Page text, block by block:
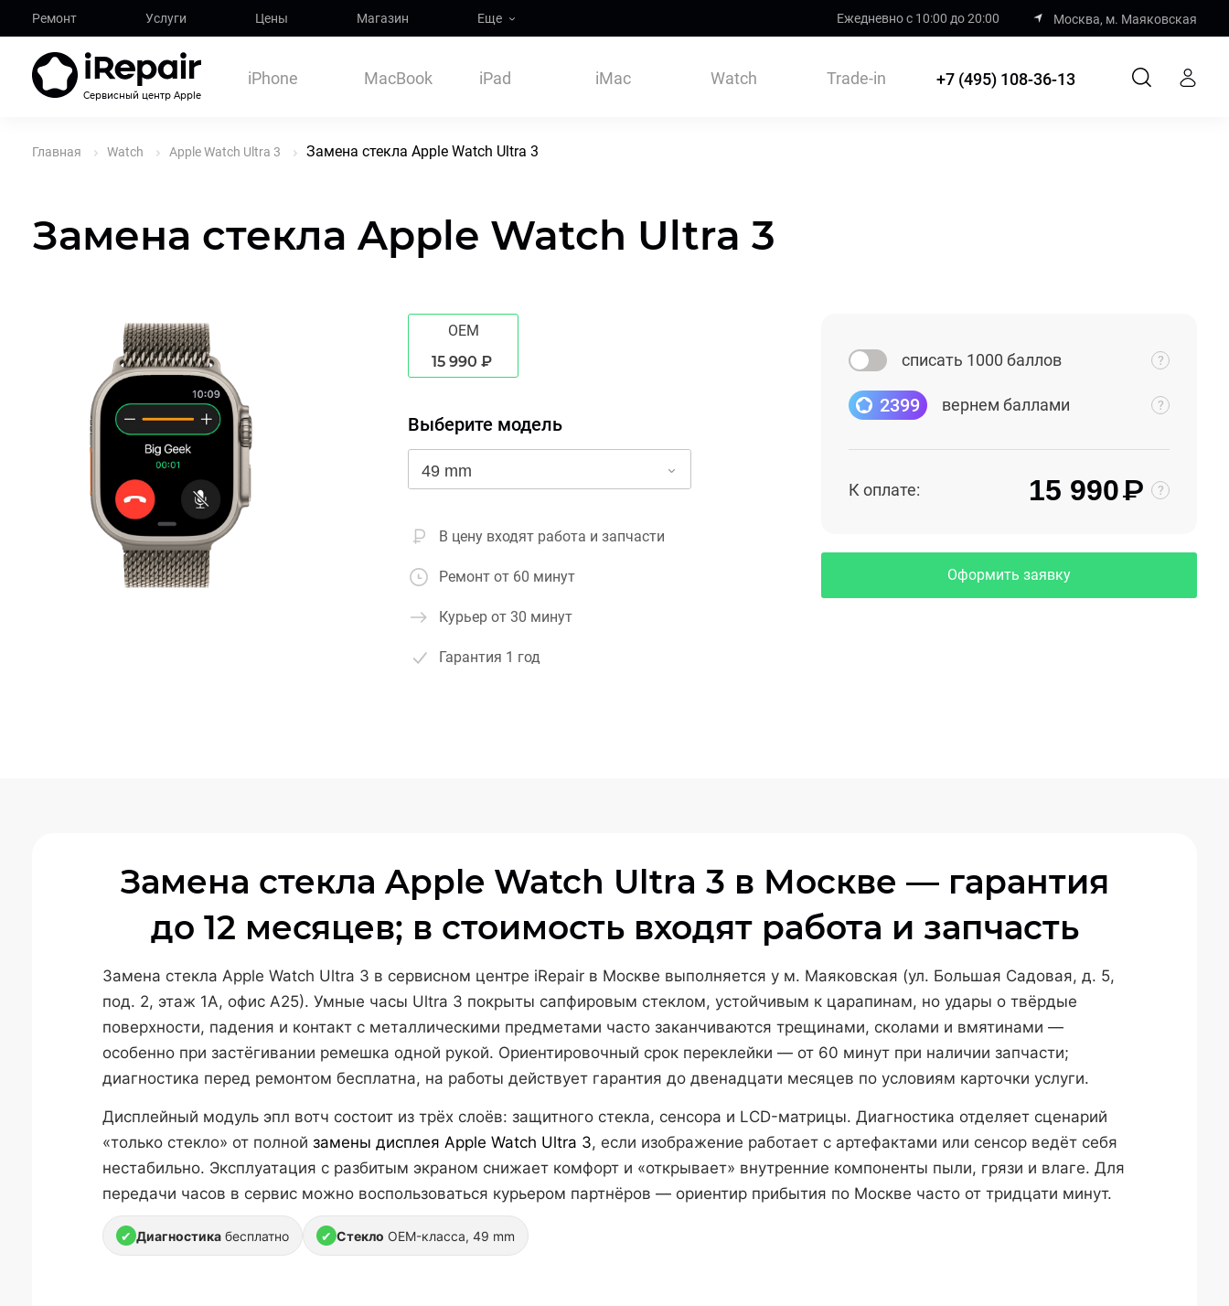
Ремонт Услуги Цены Магазин Еще Ежедневно с 10:00 до 20:00 Москва, м. Маяковская
Сервисный центр Apple
iPhone MacBook iPad iMac Watch Trade-in +7 (495) 108-36-13
Главная Watch Apple Watch Ultra 3 Замена стекла Apple Watch Ultra 3
Замена стекла Apple Watch Ultra 3
OEM
15 990 ₽
Выберите модель
В цену входят работа и запчасти
Ремонт от 60 минут
Курьер от 30 минут
Гарантия 1 год
списать 1000 баллов
2399 вернем баллами
К оплате: 15 990₽
Оформить заявку
Замена стекла Apple Watch Ultra 3 в Москве — гарантия
до 12 месяцев; в стоимость входят работа и запчасть
Замена стекла Apple Watch Ultra 3 в сервисном центре iRepair в Москве выполняется у м. Маяковская (ул. Большая Садовая, д. 5,
под. 2, этаж 1А, офис А25). Умные часы Ultra 3 покрыты сапфировым стеклом, устойчивым к царапинам, но удары о твёрдые
поверхности, падения и контакт с металлическими предметами часто заканчиваются трещинами, сколами и вмятинами —
особенно при застёгивании ремешка одной рукой. Ориентировочный срок переклейки — от 60 минут при наличии запчасти;
диагностика перед ремонтом бесплатна, на работы действует гарантия до двенадцати месяцев по условиям карточки услуги.
Дисплейный модуль эпл вотч состоит из трёх слоёв: защитного стекла, сенсора и LCD-матрицы. Диагностика отделяет сценарий
«только стекло» от полной замены дисплея Apple Watch Ultra 3, если изображение работает с артефактами или сенсор ведёт себя
нестабильно. Эксплуатация с разбитым экраном снижает комфорт и «открывает» внутренние компоненты пыли, грязи и влаге. Для
передачи часов в сервис можно воспользоваться курьером партнёров — ориентир прибытия по Москве часто от тридцати минут.
✔ Диагностика бесплатно ✔ Стекло OEM-класса, 49 mm